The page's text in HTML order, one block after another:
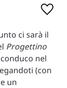
ci sarà il
Progettino
nel
(con
un